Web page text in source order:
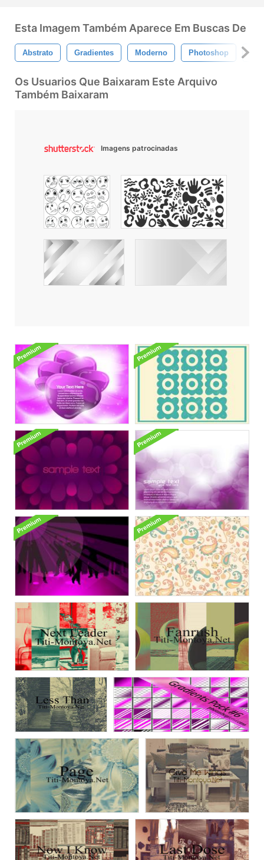
Esta Imagem Também Aparece Em Buscas De
Abstrato Gradientes Moderno Photoshop
Os Usuarios Que Baixaram Este Arquivo
Também Baixaram
Imagens patrocinadas